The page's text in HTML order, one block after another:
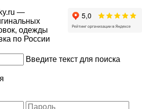
—
одежды
по России
Введите текст для поиска